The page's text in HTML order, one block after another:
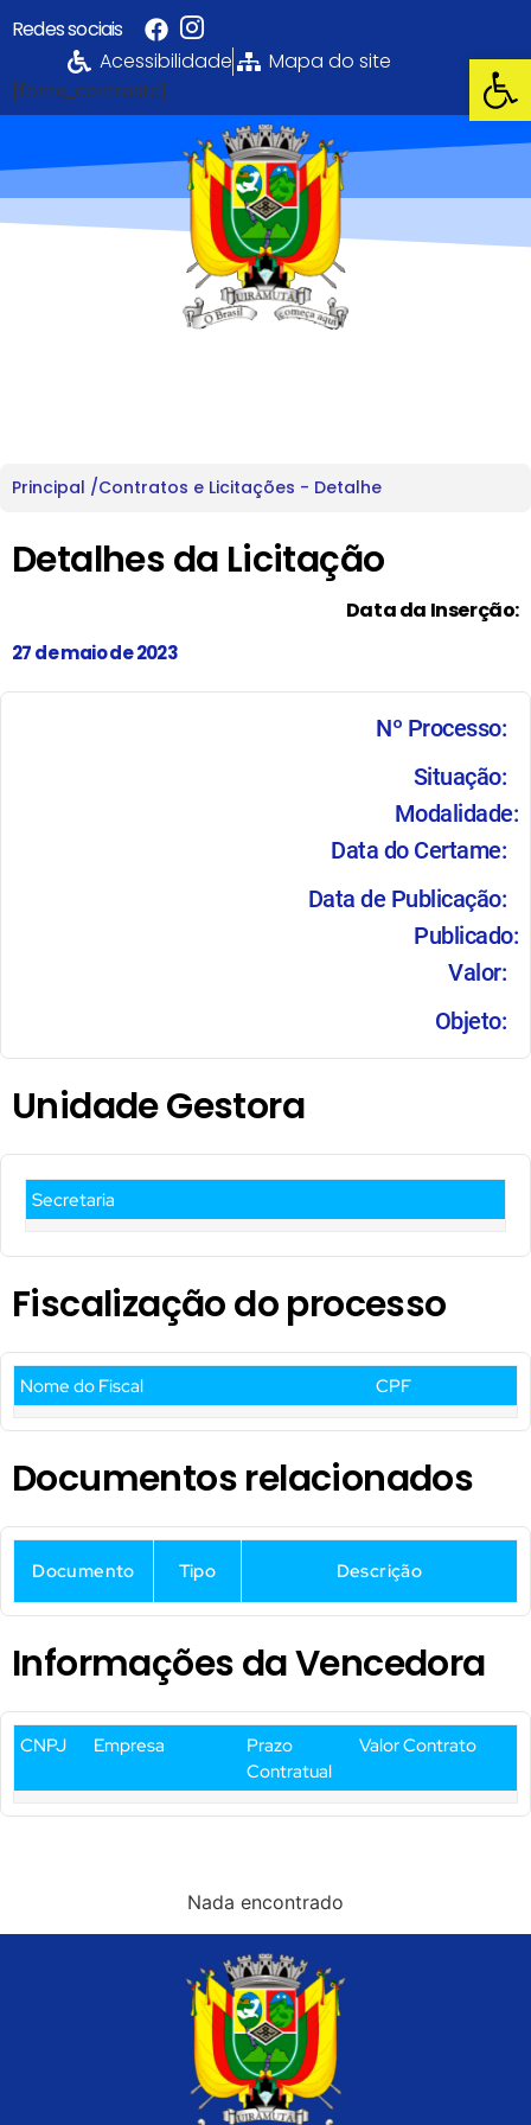
Abrir
Redes sociais
Acessibilidade
Mapa do site
[fonte_contraste]
Principal /Contratos e Licitações - Detalhe
Detalhes da Licitação
Data da Inserção:
27 de maio de 2023
Nº Processo:
Situação:
Modalidade:
Data do Certame:
Data de Publicação:
Publicado:
Valor:
Objeto:
Unidade Gestora
Secretaria
Fiscalização do processo
Nome do Fiscal CPF
Documentos relacionados
Documento Tipo Descrição
Informações da Vencedora
CNPJ Empresa
Prazo
Contratual
Valor Contrato
Nada encontrado